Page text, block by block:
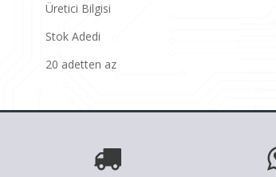
Üretici Bilgisi
Stok Adedi
20 adetten az